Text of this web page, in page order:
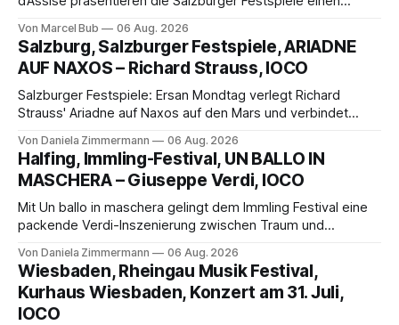
eine bildgewaltige Inszenierung, Maxime Pascal entfaltet
die komplexe Partitur eindrucksvoll, Philippe Sly berührt als
Franziskus.
Von Marcel Bub 06 Aug. 2026
Salzburg, Salzburger Festspiele, ARIADNE
AUF NAXOS – Richard Strauss, IOCO
Salzburger Festspiele: Ersan Mondtag verlegt Richard
Strauss' Ariadne auf Naxos auf den Mars und verbindet
Aufführung mit starken Solisten und den Wiener
Philharmonikern, szenisch bleibt der zweite Akt jedoch
hinter den Erwartungen zurück.
Von Daniela Zimmermann 06 Aug. 2026
Halfing, Immling-Festival, UN BALLO IN
MASCHERA – Giuseppe Verdi, IOCO
Mit Un ballo in maschera gelingt dem Immling Festival eine
packende Verdi-Inszenierung zwischen Traum und
psychologische Tiefe mit starken Bildern, getragen von
einem spielfreudigen Ensemble und einer musikalisch
überzeugenden Gesamtleistung.
Von Daniela Zimmermann 06 Aug. 2026
Wiesbaden, Rheingau Musik Festival,
Kurhaus Wiesbaden, Konzert am 31. Juli,
IOCO